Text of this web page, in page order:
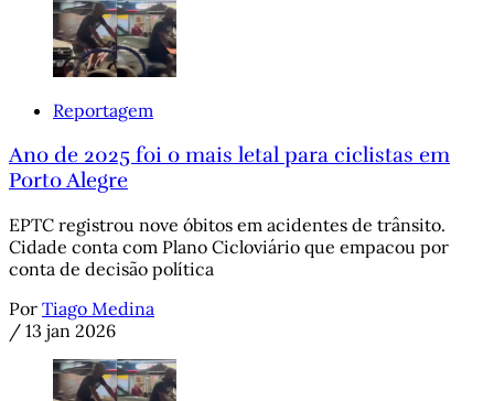
Reportagem
Ano de 2025 foi o mais letal para ciclistas em
Porto Alegre
EPTC registrou nove óbitos em acidentes de trânsito.
Cidade conta com Plano Cicloviário que empacou por
conta de decisão política
Por Tiago Medina
/ 13 jan 2026